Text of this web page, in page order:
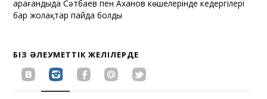
Қарағандыда Сәтбаев пен Аханов көшелерінде кедергілері
бар жолақтар пайда болды
БІЗ ӘЛЕУМЕТТІК ЖЕЛІЛЕРДЕ